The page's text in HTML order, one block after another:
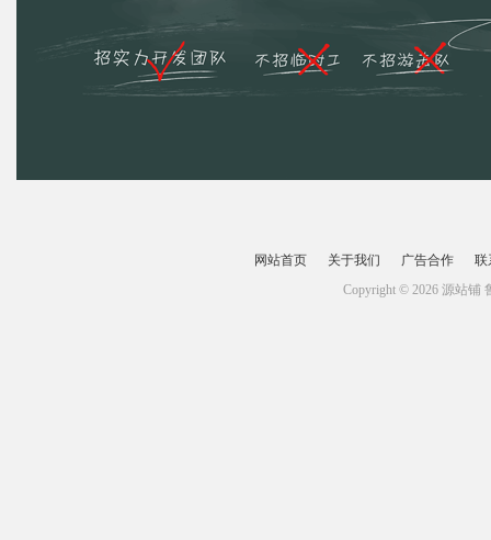
网站首页 关于我们 广告合作
联
Copyright © 2026 源站铺